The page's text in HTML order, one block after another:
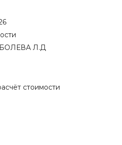
Л.Д
стоимости